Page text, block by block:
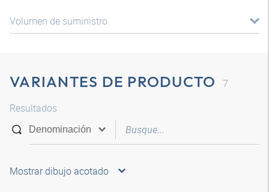
Volumen de suministro
VARIANTES DE PRODUCTO
7
Resultados
Mostrar dibujo acotado